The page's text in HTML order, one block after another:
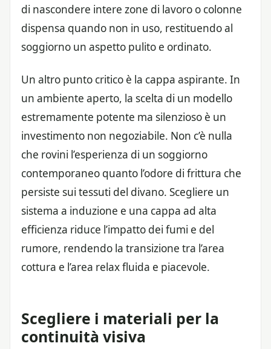
di nascondere intere zone di lavoro o colonne
dispensa quando non in uso, restituendo al
soggiorno un aspetto pulito e ordinato.
Un altro punto critico è la cappa aspirante. In
un ambiente aperto, la scelta di un modello
estremamente potente ma silenzioso è un
investimento non negoziabile. Non c’è nulla
che rovini l’esperienza di un soggiorno
contemporaneo quanto l’odore di frittura che
persiste sui tessuti del divano. Scegliere un
sistema a induzione e una cappa ad alta
efficienza riduce l’impatto dei fumi e del
rumore, rendendo la transizione tra l’area
cottura e l’area relax fluida e piacevole.
Scegliere i materiali per la
continuità visiva